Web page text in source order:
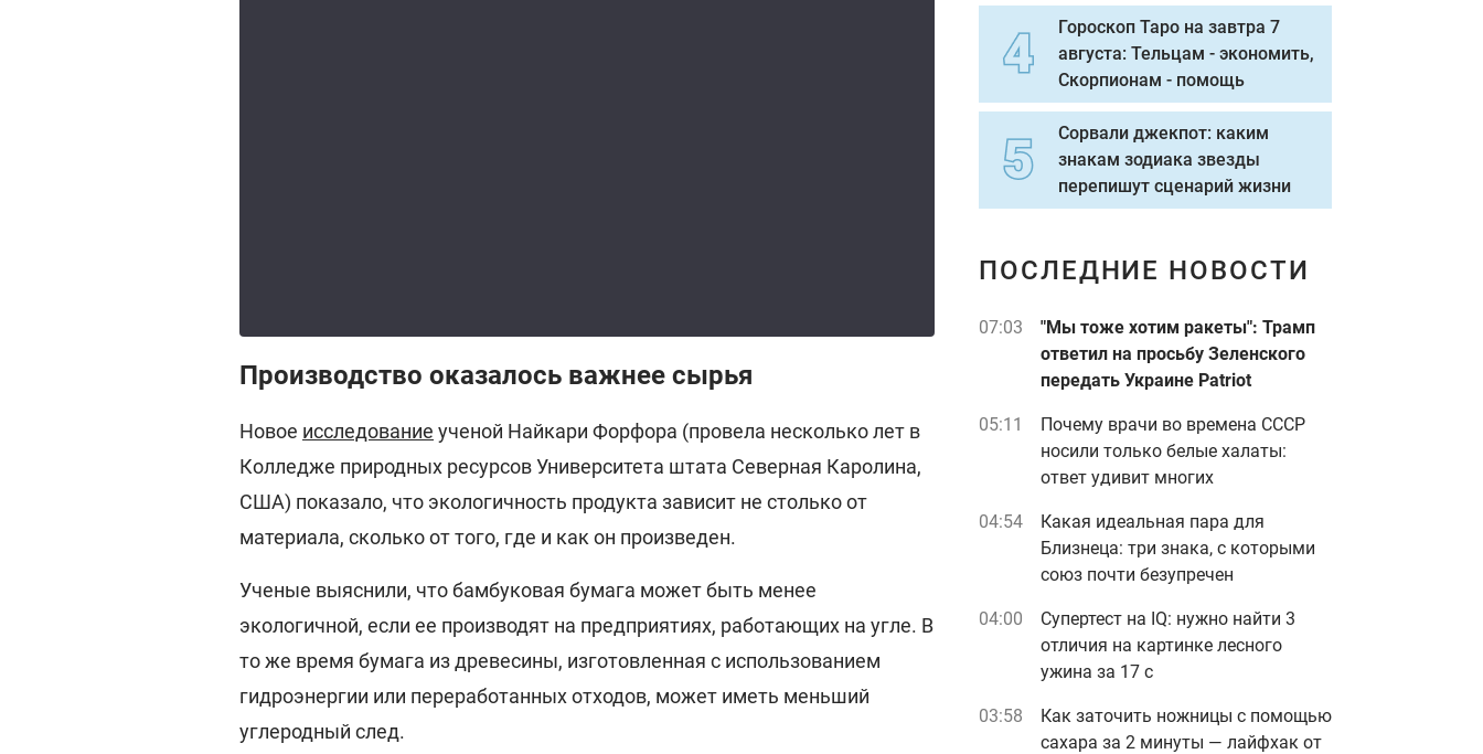
Производство оказалось важнее сырья
Новое исследование ученой Найкари Форфора (провела несколько лет в
Колледже природных ресурсов Университета штата Северная Каролина,
США) показало, что экологичность продукта зависит не столько от
материала, сколько от того, где и как он произведен.
Ученые выяснили, что бамбуковая бумага может быть менее
экологичной, если ее производят на предприятиях, работающих на угле. В
то же время бумага из древесины, изготовленная с использованием
гидроэнергии или переработанных отходов, может иметь меньший
углеродный след.
Гороскоп Таро на завтра 7
августа: Тельцам - экономить,
Скорпионам - помощь
Сорвали джекпот: каким
знакам зодиака звезды
перепишут сценарий жизни
ПОСЛЕДНИЕ НОВОСТИ
07:03
"Мы тоже хотим ракеты": Трамп
ответил на просьбу Зеленского
передать Украине Patriot
05:11
Почему врачи во времена СССР
носили только белые халаты:
ответ удивит многих
04:54
Какая идеальная пара для
Близнеца: три знака, с которыми
союз почти безупречен
04:00
Супертест на IQ: нужно найти 3
отличия на картинке лесного
ужина за 17 с
03:58
Как заточить ножницы с помощью
сахара за 2 минуты — лайфхак от